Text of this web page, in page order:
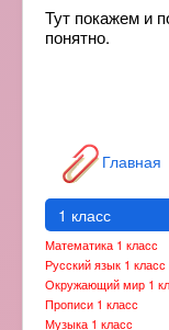
Тут покажем и
понятно.
Главная
1 класс
Математика 1 класс
Русский язык 1 класс
Окружающий мир 1
Прописи 1 класс
Музыка 1 класс